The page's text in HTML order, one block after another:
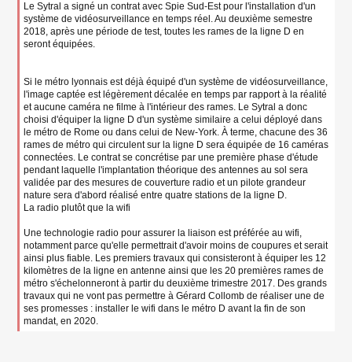
Le Sytral a signé un contrat avec Spie Sud-Est pour l'installation d'un
système de vidéosurveillance en temps réel. Au deuxième semestre
2018, après une période de test, toutes les rames de la ligne D en
seront équipées.
Si le métro lyonnais est déjà équipé d'un système de vidéosurveillance,
l'image captée est légèrement décalée en temps par rapport à la réalité
et aucune caméra ne filme à l'intérieur des rames. Le Sytral a donc
choisi d'équiper la ligne D d'un système similaire a celui déployé dans
le métro de Rome ou dans celui de New-York. À terme, chacune des 36
rames de métro qui circulent sur la ligne D sera équipée de 16 caméras
connectées. Le contrat se concrétise par une première phase d'étude
pendant laquelle l'implantation théorique des antennes au sol sera
validée par des mesures de couverture radio et un pilote grandeur
nature sera d'abord réalisé entre quatre stations de la ligne D.
La radio plutôt que la wifi
Une technologie radio pour assurer la liaison est préférée au wifi,
notamment parce qu'elle permettrait d'avoir moins de coupures et serait
ainsi plus fiable. Les premiers travaux qui consisteront à équiper les 12
kilomètres de la ligne en antenne ainsi que les 20 premières rames de
métro s'échelonneront à partir du deuxième trimestre 2017. Des grands
travaux qui ne vont pas permettre à Gérard Collomb de réaliser une de
ses promesses : installer le wifi dans le métro D avant la fin de son
mandat, en 2020.